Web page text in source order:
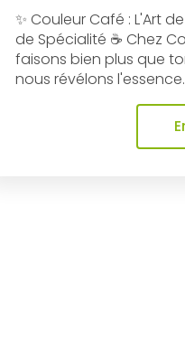
✨ Couleur Café : L'Art
de Spécialité ☕️ Chez
faisons bien plus que
nous révélons